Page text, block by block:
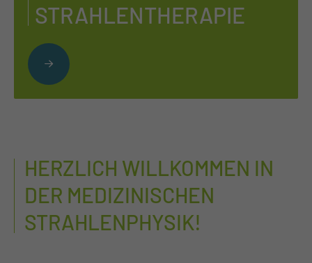
STRAH­LEN­THE­RA­PIE
HERZLICH WILLKOMMEN IN
DER MEDIZINISCHEN
STRAHLENPHYSIK!